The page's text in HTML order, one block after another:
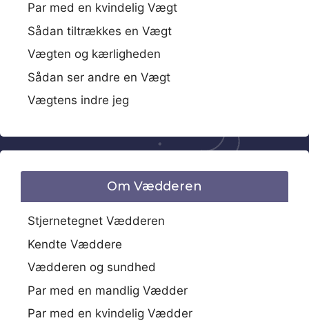
Par med en kvindelig Vægt
Sådan tiltrækkes en Vægt
Vægten og kærligheden
Sådan ser andre en Vægt
Vægtens indre jeg
Om Vædderen
Stjernetegnet Vædderen
Kendte Væddere
Vædderen og sundhed
Par med en mandlig Vædder
Par med en kvindelig Vædder